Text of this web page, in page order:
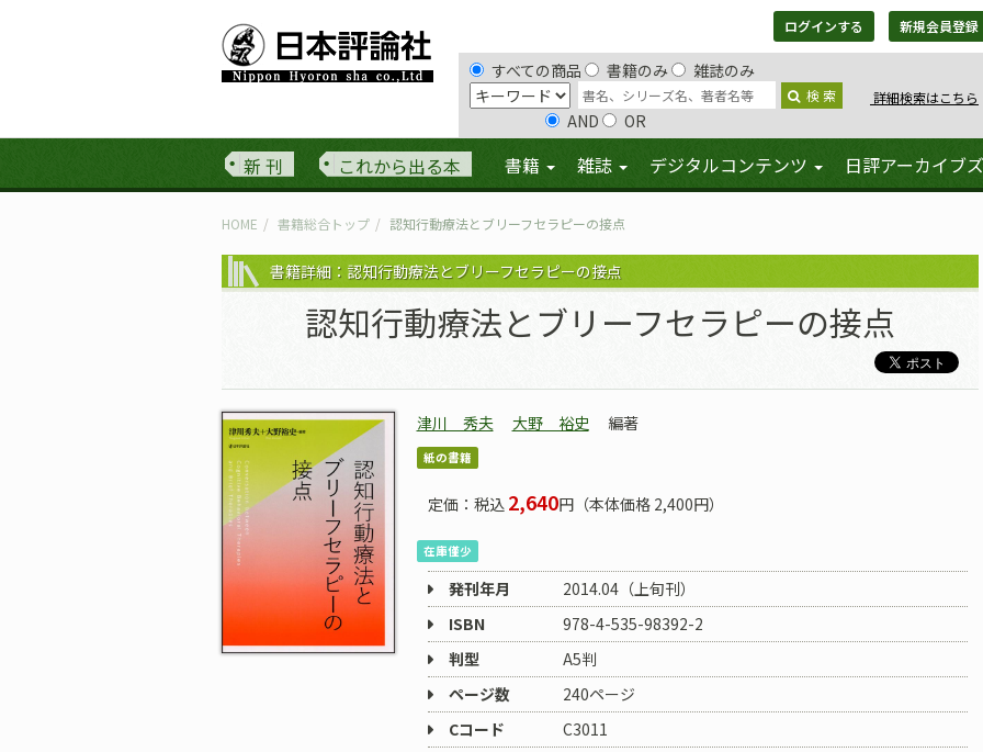
ログインする 新規会員登録
すべての商品 書籍のみ 雑誌のみ
検 索 詳細検索はこちら
AND OR
新 刊 これから出る本 書籍 雑誌 デジタルコンテンツ 日評アーカイブズ
HOME 書籍総合トップ 認知行動療法とブリーフセラピーの接点
書籍詳細：認知行動療法とブリーフセラピーの接点
認知行動療法とブリーフセラピーの接点
津川 秀夫 大野 裕史 編著
紙の書籍
定価：税込 2,640円（本体価格 2,400円）
在庫僅少
発刊年月
2014.04（上旬刊）
ISBN
978-4-535-98392-2
判型
A5判
ページ数
240ページ
Cコード
C3011